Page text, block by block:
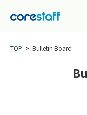
TOP Bulletin Board